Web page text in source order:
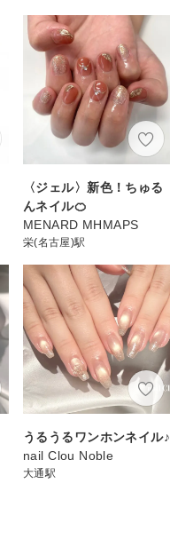
〈ジェル〉新色！ちゅる
んネイル🍊
MENARD MHMAPS
栄(名古屋)駅
うるうるワンホンネイル♪
nail Clou Noble
大通駅